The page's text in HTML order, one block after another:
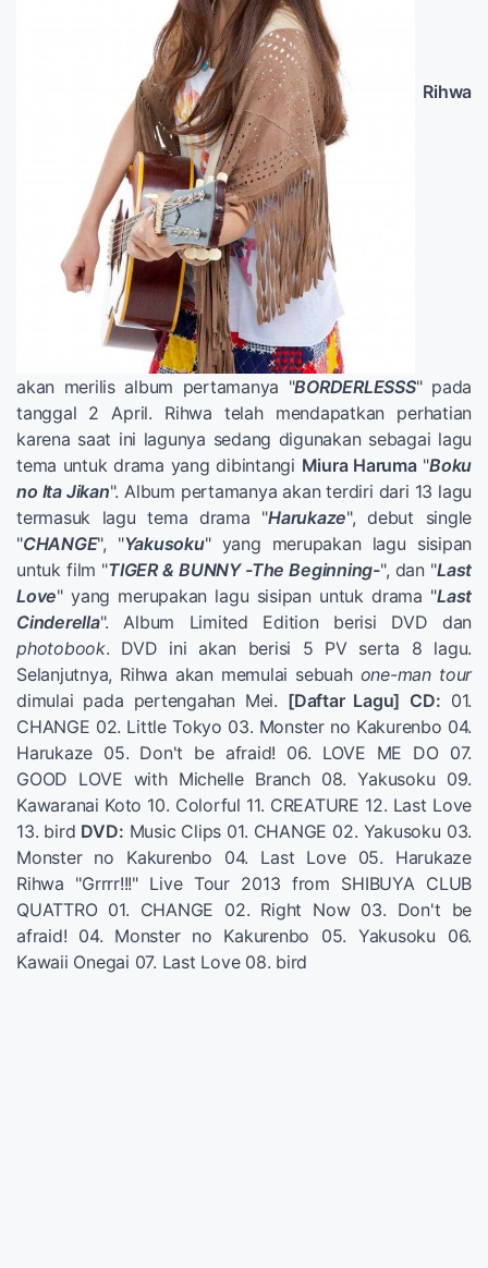
Rihwa
akan merilis album pertamanya "BORDERLESSS" pada
tanggal 2 April. Rihwa telah mendapatkan perhatian
karena saat ini lagunya sedang digunakan sebagai lagu
tema untuk drama yang dibintangi Miura Haruma"Boku
no Ita Jikan". Album pertamanya akan terdiri dari 13 lagu
termasuk lagu tema drama "Harukaze", debut single
"CHANGE", "Yakusoku" yang merupakan lagu sisipan
untuk film "TIGER & BUNNY -The Beginning-", dan "Last
Love" yang merupakan lagu sisipan untuk drama "Last
Cinderella". Album Limited Edition berisi DVD dan
photobook. DVD ini akan berisi 5 PV serta 8 lagu.
Selanjutnya, Rihwa akan memulai sebuah one-man tour
dimulai pada pertengahan Mei. [Daftar Lagu] CD: 01.
CHANGE 02. Little Tokyo 03. Monster no Kakurenbo 04.
Harukaze 05. Don't be afraid! 06. LOVE ME DO 07.
GOOD LOVE with Michelle Branch 08. Yakusoku 09.
Kawaranai Koto 10. Colorful 11. CREATURE 12. Last Love
13. bird DVD: Music Clips 01. CHANGE 02. Yakusoku 03.
Monster no Kakurenbo 04. Last Love 05. Harukaze
Rihwa "Grrrr!!!" Live Tour 2013 from SHIBUYA CLUB
QUATTRO 01. CHANGE 02. Right Now 03. Don't be
afraid! 04. Monster no Kakurenbo 05. Yakusoku 06.
Kawaii Onegai 07. Last Love 08. bird